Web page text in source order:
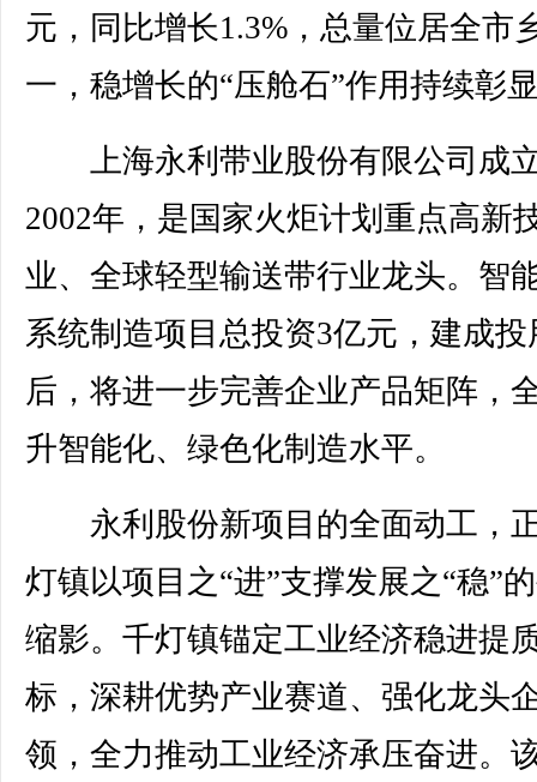
元，同比增长1.3%，总量位居全市
一，稳增长的“压舱石”作用持续彰
上海永利带业股份有限公司成
2002年，是国家火炬计划重点高新
业、全球轻型输送带行业龙头。智
系统制造项目总投资3亿元，建成投
后，将进一步完善企业产品矩阵，
升智能化、绿色化制造水平。
永利股份新项目的全面动工，
灯镇以项目之“进”支撑发展之“稳”
缩影。千灯镇锚定工业经济稳进提
标，深耕优势产业赛道、强化龙头
领，全力推动工业经济承压奋进。